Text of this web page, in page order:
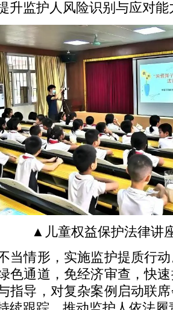
升监护人风险识别与应对能
▲儿童权益保护法律讲
当情形，实施监护提质行
色通道，免经济审查，快
指导，对复杂案例启动联